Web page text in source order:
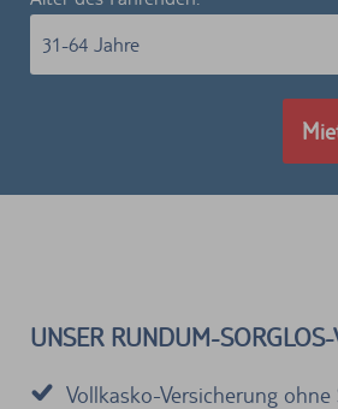
31-64 Jahre
UNSER RUNDUM-SORGLOS-
Vollkasko-Versicherung